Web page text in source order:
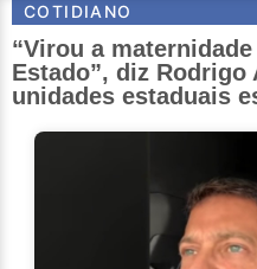
COTIDIANO
“Virou a
Estado”, diz
unidades estaduais